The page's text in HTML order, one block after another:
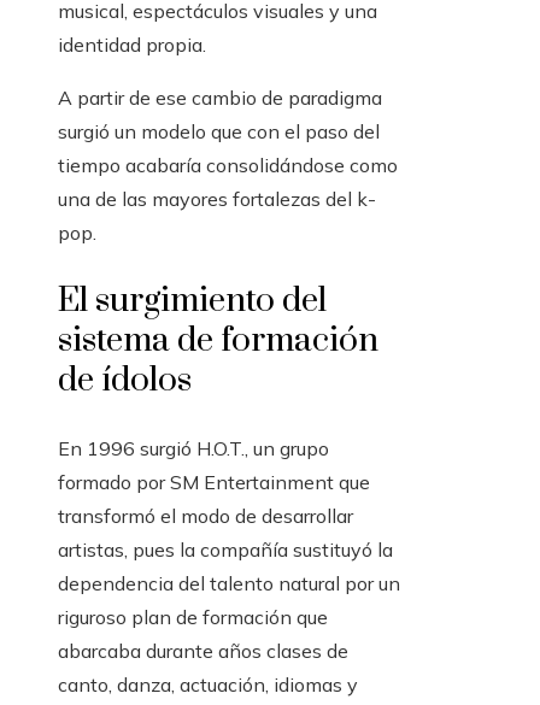
musical, espectáculos visuales y una
identidad propia.
A partir de ese cambio de paradigma
surgió un modelo que con el paso del
tiempo acabaría consolidándose como
una de las mayores fortalezas del k-
pop.
El surgimiento del
sistema de formación
de ídolos
En 1996 surgió H.O.T., un grupo
formado por SM Entertainment que
transformó el modo de desarrollar
artistas, pues la compañía sustituyó la
dependencia del talento natural por un
riguroso plan de formación que
abarcaba durante años clases de
canto, danza, actuación, idiomas y